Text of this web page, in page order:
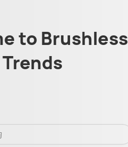
to Brushless